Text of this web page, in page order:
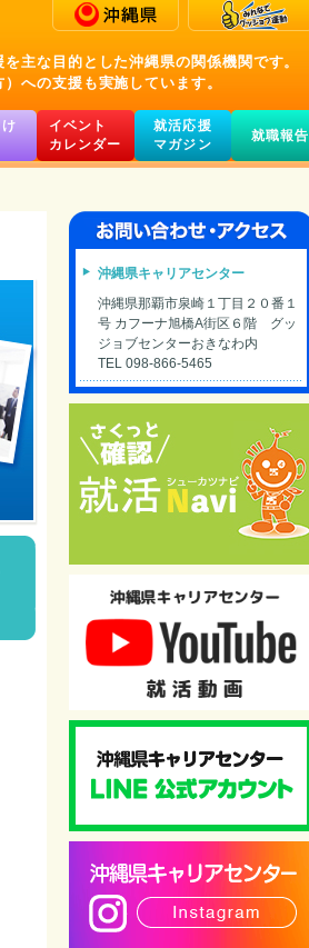
主な目的とした沖縄県の関係機関です。
への支援も実施しています。
イベント
カレンダー
就活応援
マガジン
就職報告
沖縄県キャリアセンター
沖縄県那覇市泉崎１丁目２０番１
号 カフーナ旭橋A街区６階 グッ
ジョブセンターおきなわ内
TEL 098-866-5465